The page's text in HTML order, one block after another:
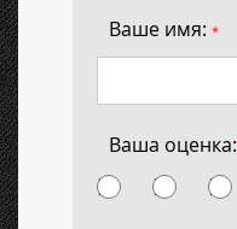
Ваше имя: *
Ваша оценка: